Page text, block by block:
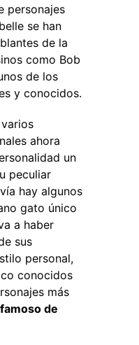
personajes
se han
de la
como Bob
de los
y conocidos.
ahora
un
peculiar
hay algunos
gato único
a haber
sus
personal,
conocidos
más
de